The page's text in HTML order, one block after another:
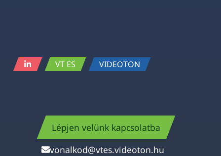
VT ES VIDEOTON
Lépjen velünk kapcsolatba
vonalkod@vtes.videoton.hu